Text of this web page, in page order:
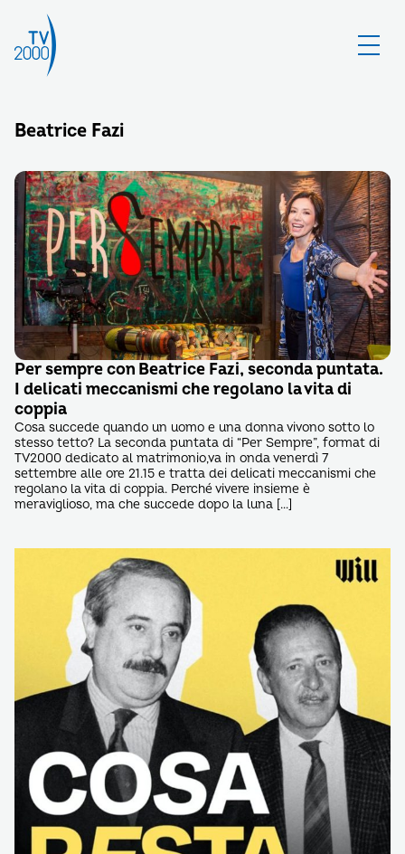
Beatrice Fazi
Per sempre con Beatrice Fazi, seconda puntata.
I delicati meccanismi che regolano la vita di
coppia
Cosa succede quando un uomo e una donna vivono sotto lo
stesso tetto? La seconda puntata di “Per Sempre”, format di
TV2000 dedicato al matrimonio,va in onda venerdì 7
settembre alle ore 21.15 e tratta dei delicati meccanismi che
regolano la vita di coppia. Perché vivere insieme è
meraviglioso, ma che succede dopo la luna […]